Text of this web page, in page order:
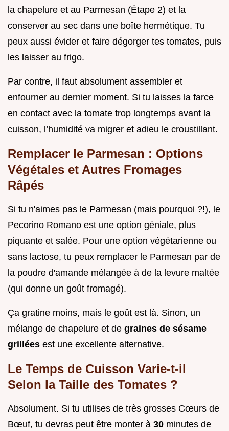
la chapelure et au Parmesan (Étape 2) et la
conserver au sec dans une boîte hermétique. Tu
peux aussi évider et faire dégorger tes tomates, puis
les laisser au frigo.
Par contre, il faut absolument assembler et
enfourner au dernier moment. Si tu laisses la farce
en contact avec la tomate trop longtemps avant la
cuisson, l’humidité va migrer et adieu le croustillant.
Remplacer le Parmesan : Options
Végétales et Autres Fromages
Râpés
Si tu n'aimes pas le Parmesan (mais pourquoi ?!), le
Pecorino Romano est une option géniale, plus
piquante et salée. Pour une option végétarienne ou
sans lactose, tu peux remplacer le Parmesan par de
la poudre d'amande mélangée à de la levure maltée
(qui donne un goût fromagé).
Ça gratine moins, mais le goût est là. Sinon, un
mélange de chapelure et de graines de sésame
grillées est une excellente alternative.
Le Temps de Cuisson Varie-t-il
Selon la Taille des Tomates ?
Absolument. Si tu utilises de très grosses Cœurs de
Bœuf, tu devras peut être monter à 30 minutes de